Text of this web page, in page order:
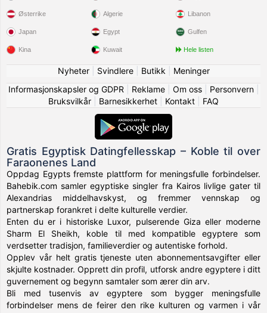
Østerrike
Japan
Kina
Algerie
Egypt
Kuwait
Libanon
Gulfen
Hele listen
Nyheter| Svindlere| Butikk
Meninger
Informasjonskapsler og GDPR
Reklame| Om oss| Personvern|
Bruksvilkår
Barnesikkerhet Kontakt FAQ
Gratis Egyptisk Datingfellesskap – Koble til over
Faraonenes Land
Oppdag Egypts fremste plattform for meningsfulle forbindelser.
Bahebik.com samler egyptiske singler fra Kairos livlige gater til
Alexandrias middelhavskyst, og fremmer vennskap og
partnerskap forankret i delte kulturelle verdier.
Enten du er i historiske Luxor, pulserende Giza eller moderne
Sharm El Sheikh, koble til med kompatible egyptere som
verdsetter tradisjon, familieverdier og autentiske forhold.
Opplev vår helt gratis tjeneste uten abonnementsavgifter eller
skjulte kostnader. Opprett din profil, utforsk andre egyptere i ditt
guvernement og begynn samtaler som ærer din arv.
Bli med tusenvis av egyptere som bygger meningsfulle
forbindelser mens de feirer den rike kulturen og varmen i vår